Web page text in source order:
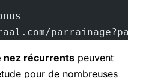
nez récurrents peuvent
pour de nombreuses